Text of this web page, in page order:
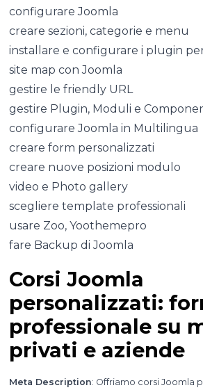
configurare Joomla
creare sezioni, categorie e menu
installare e configurare i plugin
site map con Joomla
gestire le friendly URL
gestire Plugin, Moduli e
configurare Joomla in Multilingua
creare form personalizzati
creare nuove posizioni modulo
video e Photo gallery
scegliere template professionali
usare Zoo, Yoothemepro
fare Backup di Joomla
Corsi Joomla
personalizzati:
professionale su
privati e aziende
Meta Description: Offriamo corsi Joomla